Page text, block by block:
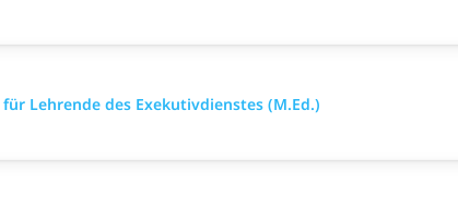
Lehrende des Exekutivdienstes (M.Ed.)